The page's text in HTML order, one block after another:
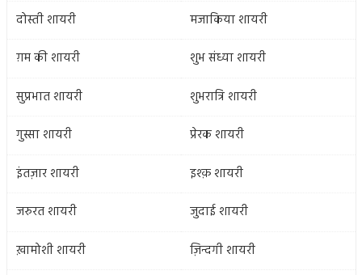
दोस्ती शायरी
मजाकिया शायरी
ग़म की शायरी
शुभ संध्या शायरी
सुप्रभात शायरी
शुभरात्रि शायरी
गुस्सा शायरी
प्रेरक शायरी
इंतज़ार शायरी
इश्क़ शायरी
जरुरत शायरी
जुदाई शायरी
ख़ामोशी शायरी
ज़िन्दगी शायरी